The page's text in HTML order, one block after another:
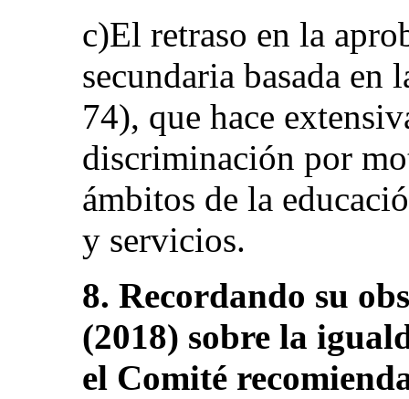
c)El retraso en la
secundaria basada
74), que hace
discriminación por
ámbitos de la
y servicios.
8. Recordando su
(2018) sobre la
el Comité